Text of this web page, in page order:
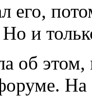
его,
и
об